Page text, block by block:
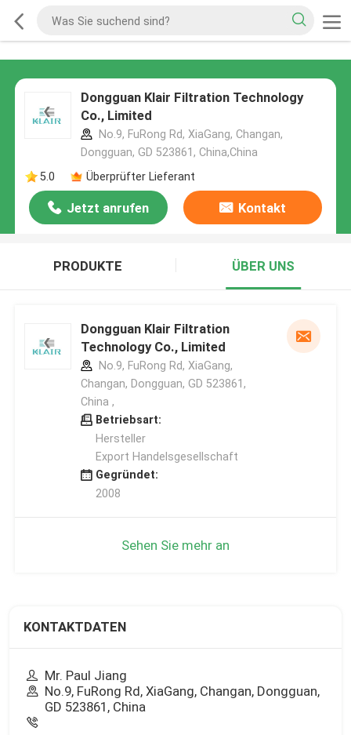
Dongguan Klair Filtration Technology
Co., Limited
No.9, FuRong Rd, XiaGang, Changan,
Dongguan, GD 523861, China,China
5.0
Überprüfter Lieferant
Jetzt anrufen Kontakt
PRODUKTE ÜBER UNS
Dongguan Klair Filtration
Technology Co., Limited
No.9, FuRong Rd, XiaGang,
Changan, Dongguan, GD 523861,
China ,
Betriebsart:
Hersteller
Export Handelsgesellschaft
Gegründet:
2008
Sehen Sie mehr an
KONTAKTDATEN
Mr. Paul Jiang
No.9, FuRong Rd, XiaGang, Changan, Dongguan,
GD 523861, China